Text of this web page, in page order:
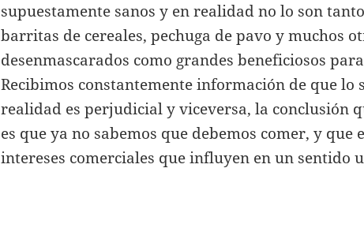
supuestamente sanos y en realidad no lo son
barritas de cereales, pechuga de pavo y muchos
desenmascarados como grandes beneficiosos
Recibimos constantemente información de que lo
realidad es perjudicial y viceversa, la conclusión
es que ya no sabemos que debemos comer, y que
intereses comerciales que influyen en un sentido